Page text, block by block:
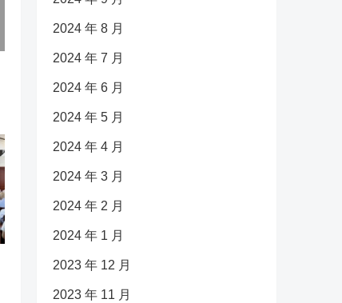
2024 年 8 月
2024 年 7 月
2024 年 6 月
2024 年 5 月
2024 年 4 月
2024 年 3 月
2024 年 2 月
2024 年 1 月
2023 年 12 月
2023 年 11 月